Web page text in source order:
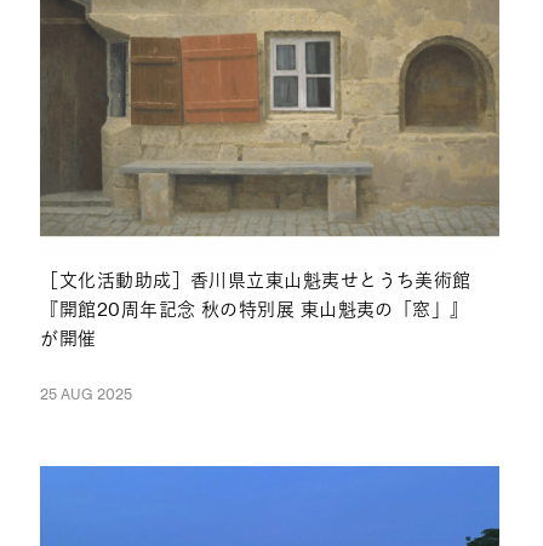
［文化活動助成］香川県立東山魁夷せとうち美術館
『開館20周年記念 秋の特別展 東山魁夷の「窓」』
が開催
25 AUG 2025